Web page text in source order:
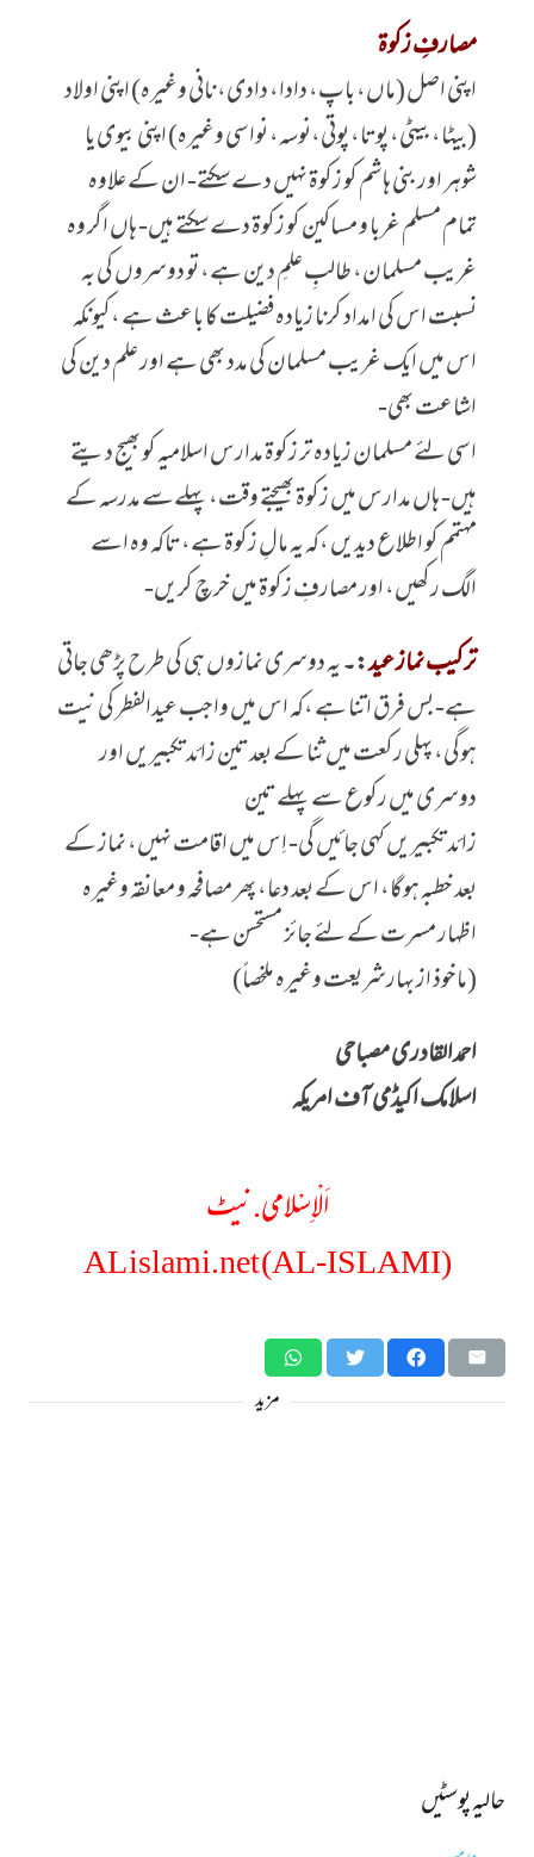
مصارفِ زکوۃ
اپنی اصل (ماں، باپ، دادا، دادی، نانی وغیرہ) اپنی اولاد
(بیٹا، بیٹی، پوتا، پوتی،نوسہ، نواسی وغیرہ) اپنی بیوی یا
شوہر اور بنی ہاشم کو زکوۃ نہیں دے سکتے- ان کے علاوہ
تمام مسلم غربا و مساکین کو زکوۃ دے سکتے ہیں- ہاں اگر وہ
غریب مسلمان، طالبِ علمِ دین ہے، تو دوسروں کی بہ
نسبت اس کی امداد کرنا زیادہ فضیلت کا باعث ہے ،کیونکہ
اس میں ایک غریب مسلمان کی مدد بھی ہے اور علم دین کی
اشاعت بھی-
اسی لئے مسلمان زیادہ تر زکوۃ مدارس اسلامیہ کو بھیج دیتے
ہیں- ہاں مدارس میں زکوۃ بھیجتے وقت، پہلےسے مدرسہ کے
مہتمم کو اطلاع دیدیں ،کہ یہ مالِ زکوۃ ہے، تاکہ وہ اسے
الگ رکھیں، اور مصارفِ زکوۃ میں خرچ کریں-
ترکیب نماز عید:۔یہ دوسری نمازوں ہی کی طرح پڑھی جاتی
ہے- بس فرق اتنا ہے ،کہ اس میں واجب عیدالفطر کی نیت
ہوگی، پہلی رکعت میں ثنا کے بعد تین زائد تکبیریں اور
دوسری میں رکوع سے پہلے تین
زائد تکبیریں کہی جائیں گی- اِس میں اقامت نہیں، نماز کے
بعد خطبہ ہوگا، اس کے بعد دعا، پھر مصافحہ و معانقہ وغیرہ
اظہار مسرت کے لئے جائز مستحسن ہے-
(ماخوذ از بہارشریعت وغیرہ ملخصاً)
احمدالقادری مصباحی
اسلامک اکیڈمی آف امریکہ
اَلْاِسْلامی.نیٹ
AL islami.net (AL-ISLAMI)
مزید
حالیہ پوسٹیں